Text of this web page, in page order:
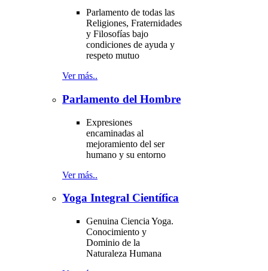
Parlamento de todas las
Religiones, Fraternidades
y Filosofías bajo
condiciones de ayuda y
respeto mutuo
Ver más..
Parlamento del Hombre
Expresiones
encaminadas al
mejoramiento del ser
humano y su entorno
Ver más..
Yoga Integral Científica
Genuina Ciencia Yoga.
Conocimiento y
Dominio de la
Naturaleza Humana